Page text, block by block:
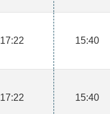
17:22 15:40
17:22 15:40